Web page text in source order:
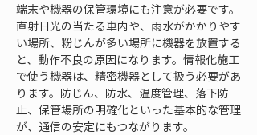
端末や機器の保管環境にも注意が必要です。
直射日光の当たる車内や、雨水がかかりやす
い場所、粉じんが多い場所に機器を放置する
と、動作不良の原因になります。情報化施工
で使う機器は、精密機器として扱う必要があ
ります。防じん、防水、温度管理、落下防
止、保管場所の明確化といった基本的な管理
が、通信の安定にもつながります。